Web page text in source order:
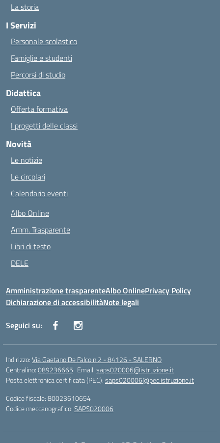
La storia
I Servizi
Personale scolastico
Famiglie e studenti
Percorsi di studio
Didattica
Offerta formativa
I progetti delle classi
Novità
Le notizie
Le circolari
Calendario eventi
Albo Online
Amm. Trasparente
Libri di testo
DELE
Amministrazione trasparenteAlbo OnlinePrivacy Policy
Dichiarazione di accessibilitàNote legali
Seguici su:
Indirizzo:Via Gaetano De Falco n.2 - 84126 - SALERNO
Centralino:089236665 Email:saps020006@istruzione.it
Posta elettronica certificata (PEC):saps020006@pec.istruzione.it
Codice fiscale: 80023610654
Codice meccanografico:SAPS020006